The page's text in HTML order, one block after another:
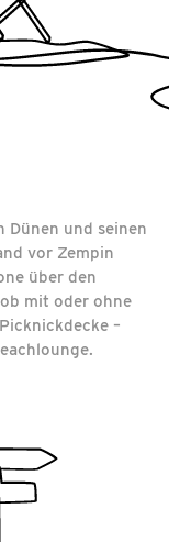
Dünen und seinen
vor Zempin
über den
mit oder ohne
–